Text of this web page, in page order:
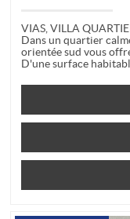
VIAS, VILLA
Dans un quartier
orientée sud vous
D'une surface